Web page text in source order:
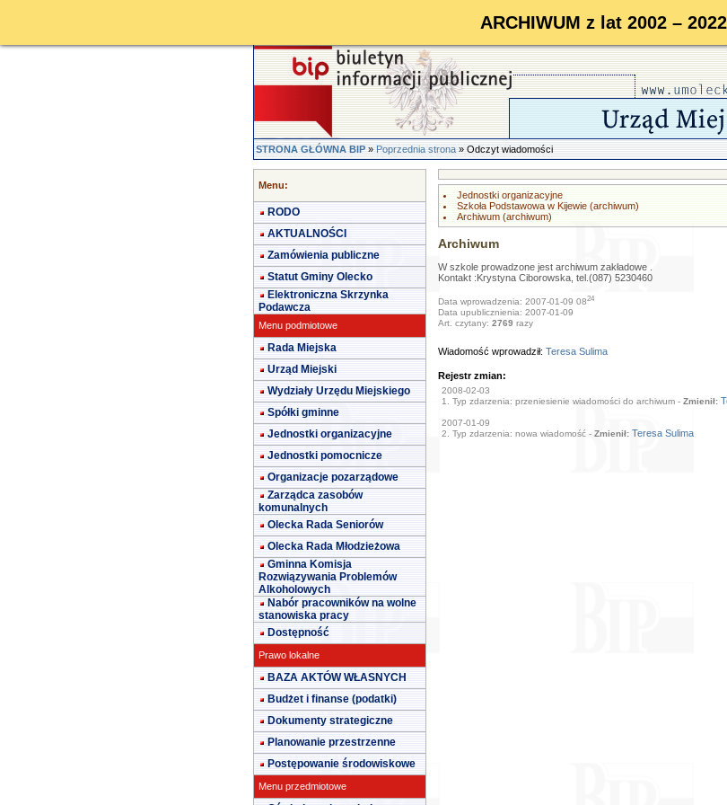
ARCHIWUM z lat 2002 – 2022
STRONA GŁÓWNA BIP»Poprzednia strona» Odczyt wiadomości
Menu:
RODO
AKTUALNOŚCI
Zamówienia publiczne
Statut Gminy Olecko
Elektroniczna Skrzynka
Podawcza
Menu podmiotowe
Rada Miejska
Urząd Miejski
Wydziały Urzędu Miejskiego
Spółki gminne
Jednostki organizacyjne
Jednostki pomocnicze
Organizacje pozarządowe
Zarządca zasobów
komunalnych
Olecka Rada Seniorów
Olecka Rada Młodzieżowa
Gminna Komisja
Rozwiązywania Problemów
Alkoholowych
Nabór pracowników na wolne
stanowiska pracy
Dostępność
Prawo lokalne
BAZA AKTÓW WŁASNYCH
Budżet i finanse (podatki)
Dokumenty strategiczne
Planowanie przestrzenne
Postępowanie środowiskowe
Menu przedmiotowe
Jednostki organizacyjne
Szkoła Podstawowa w Kijewie (archiwum)
Archiwum (archiwum)
Archiwum
W szkole prowadzone jest archiwum zakładowe .
Kontakt :Krystyna Ciborowska, tel.(087) 5230460
Data wprowadzenia: 2007-01-09 0824
Data upublicznienia: 2007-01-09
Art. czytany: 2769 razy
Wiadomość wprowadził: Teresa Sulima
Rejestr zmian:
2008-02-03
1. Typ zdarzenia: przeniesienie wiadomości do archiwum - Zmienił:
2007-01-09
2. Typ zdarzenia: nowa wiadomość - Zmienił: Teresa Sulima